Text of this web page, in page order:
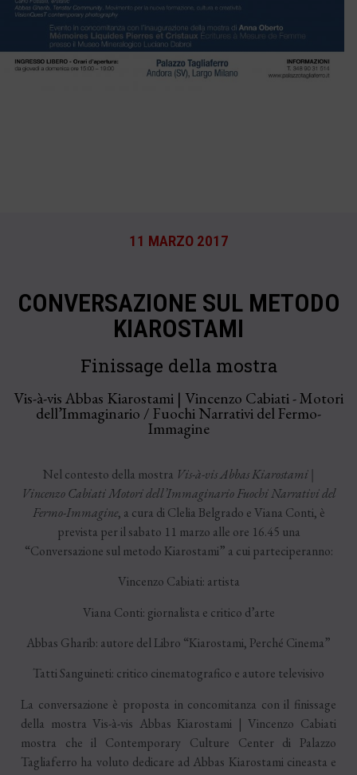
11 MARZO 2017
CONVERSAZIONE SUL METODO
KIAROSTAMI
Finissage della mostra
Vis-à-vis Abbas Kiarostami | Vincenzo Cabiati - Motori
dell’Immaginario / Fuochi Narrativi del Fermo-
Immagine
Nel contesto della mostra Vis-à-vis Abbas Kiarostami |
Vincenzo Cabiati Motori dell’Immaginario Fuochi Narrativi del
Fermo-Immagine, a cura di Clelia Belgrado e Viana Conti, è
prevista per il sabato 11 marzo alle ore 16.45 una
“Conversazione sul metodo Kiarostami” a cui parteciperanno:
Vincenzo Cabiati: artista
Viana Conti: giornalista e critico d’arte
Abbas Gharib: autore del Libro “Kiarostami, Perché Cinema”
Tatti Sanguineti: critico cinematografico e autore televisivo
La conversazione è proposta in concomitanza con il finissage
della mostra Vis-à-vis Abbas Kiarostami | Vincenzo Cabiati
mostra che il Contemporary Culture Center di Palazzo
Tagliaferro ha voluto dedicare ad Abbas Kiarostami cineasta e